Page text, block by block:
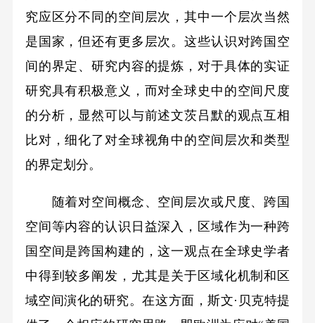
究应区分不同的空间层次，其中一个层次当然
是国家，但还有更多层次。这些认识对跨国空
间的界定、研究内容的提炼，对于具体的实证
研究具有积极意义，而对全球史中的空间尺度
的分析，显然可以与前述文茨吕默的观点互相
比对，细化了对全球视角中的空间层次和类型
的界定划分。
随着对空间概念、空间层次或尺度、跨国
空间等内容的认识日益深入，区域作为一种跨
国空间是跨国构建的，这一观点在全球史学者
中得到较多阐发，尤其是关于区域化机制和区
域空间演化的研究。在这方面，斯文·贝克特提